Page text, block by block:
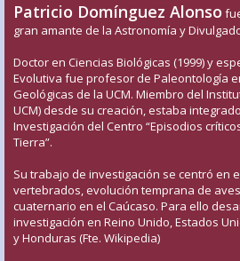
Patricio Domínguez Alonso
gran amante de la Astronomía y
Doctor en Ciencias Biológicas (1999) y
Evolutiva fue profesor de Paleontología
Geológicas de la UCM. Miembro del
UCM) desde su creación, estaba
Investigación del Centro “Episodios
Tierra”.
Su trabajo de investigación se centró en
vertebrados, evolución temprana de
cuaternario en el Caúcaso. Para ello
investigación en Reino Unido, Estados
y Honduras (Fte. Wikipedia)